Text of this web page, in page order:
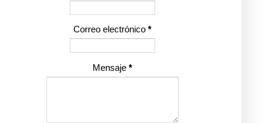
Correo electrónico *
Mensaje *